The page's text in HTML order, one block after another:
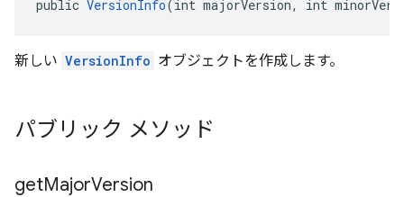
public VersionInfo(int majorVersion, int
新しい VersionInfo オブジェクトを作成します。
パブリック メソッド
getMajorVersion